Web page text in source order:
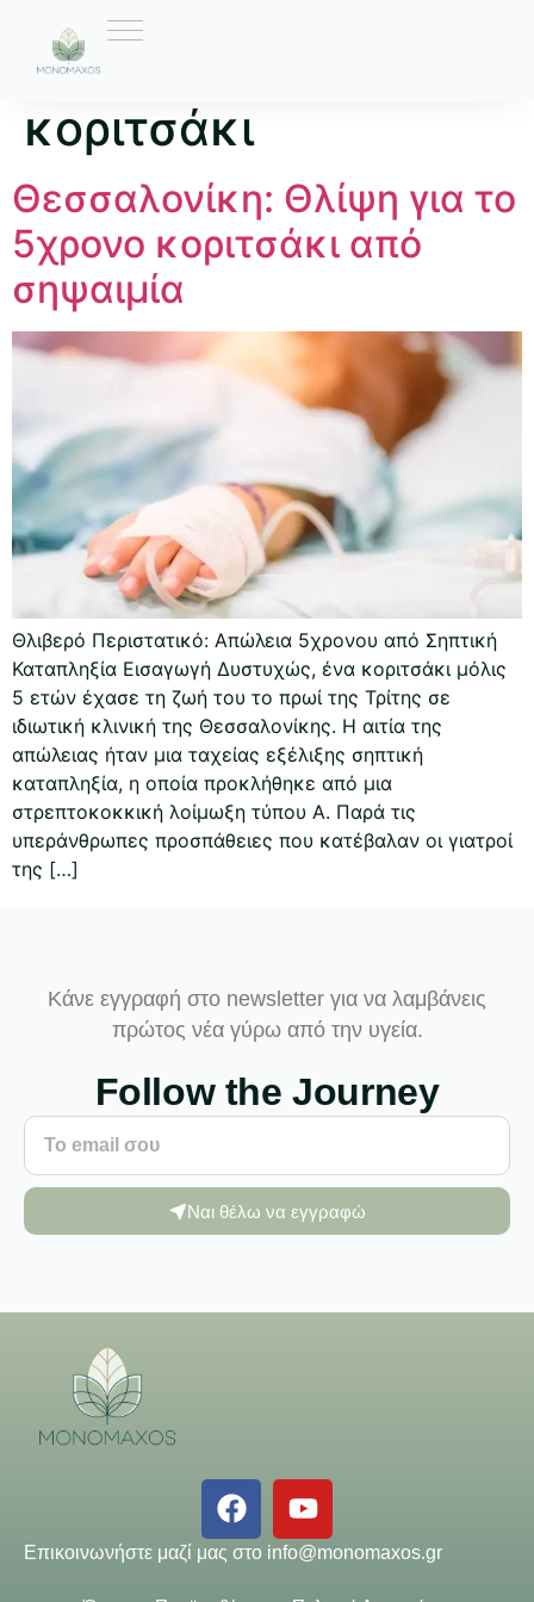
Ετικέτα:
κοριτσάκι
Θεσσαλονίκη: Θλίψη για το
5χρονο κοριτσάκι από
σηψαιμία
Θλιβερό Περιστατικό: Απώλεια 5χρονου από Σηπτική
Καταπληξία Εισαγωγή Δυστυχώς, ένα κοριτσάκι μόλις
5 ετών έχασε τη ζωή του το πρωί της Τρίτης σε
ιδιωτική κλινική της Θεσσαλονίκης. Η αιτία της
απώλειας ήταν μια ταχείας εξέλιξης σηπτική
καταπληξία, η οποία προκλήθηκε από μια
στρεπτοκοκκική λοίμωξη τύπου Α. Παρά τις
υπεράνθρωπες προσπάθειες που κατέβαλαν οι γιατροί
της […]
Κάνε εγγραφή στο newsletter για να λαμβάνεις
πρώτος νέα γύρω από την υγεία.
Follow the Journey
Ναι θέλω να εγγραφώ
Επικοινωνήστε μαζί μας στο info@monomaxos.gr